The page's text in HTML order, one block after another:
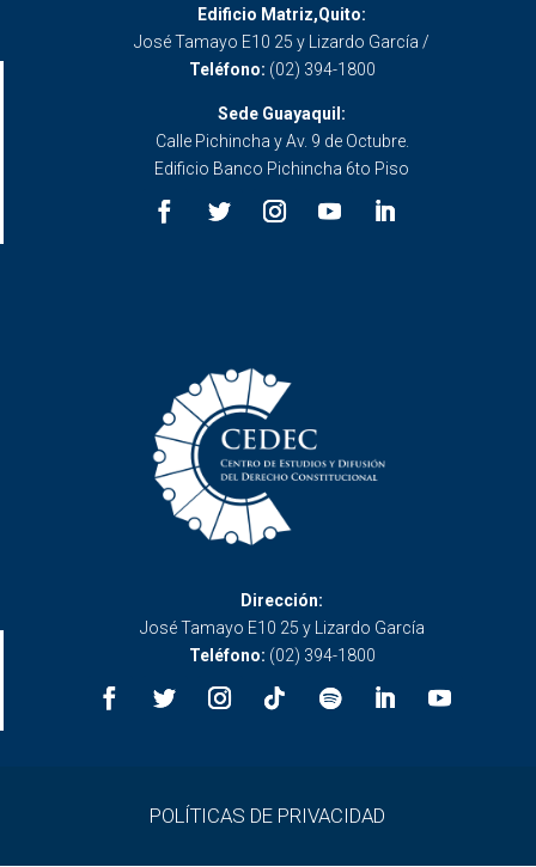
Edificio Matriz,Quito:
José Tamayo E10 25 y Lizardo García /
Teléfono: (02) 394-1800
Sede Guayaquil:
Calle Pichincha y Av. 9 de Octubre.
Edificio Banco Pichincha 6to Piso
Dirección:
José Tamayo E10 25 y Lizardo García
Teléfono: (02) 394-1800
POLÍTICAS DE PRIVACIDAD